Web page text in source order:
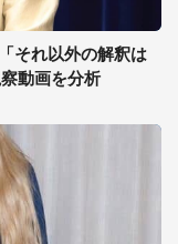
それ以外の解釈は
動画を分析